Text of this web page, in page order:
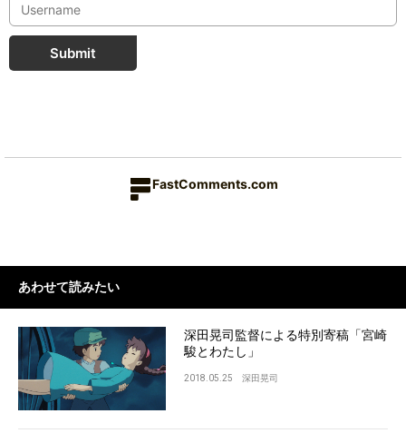
Submit
FastComments.com
あわせて読みたい
深田晃司監督による特別寄稿「宮崎
駿とわたし」
2018.05.25 深田晃司